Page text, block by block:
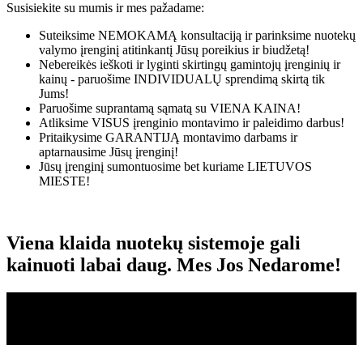
Susisiekite su mumis ir mes pažadame:
Suteiksime NEMOKAMĄ konsultaciją ir parinksime nuotekų
valymo įrenginį atitinkantį Jūsų poreikius ir biudžetą!
Nebereikės ieškoti ir lyginti skirtingų gamintojų įrenginių ir
kainų - paruošime INDIVIDUALŲ sprendimą skirtą tik
Jums!
Paruošime suprantamą sąmatą su VIENA KAINA!
Atliksime VISUS įrenginio montavimo ir paleidimo darbus!
Pritaikysime GARANTIJĄ montavimo darbams ir
aptarnausime Jūsų įrenginį!
Jūsų įrenginį sumontuosime bet kuriame LIETUVOS
MIESTE!
Viena klaida nuotekų sistemoje gali
kainuoti labai daug. Mes Jos Nedarome!